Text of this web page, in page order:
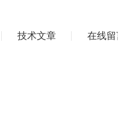
技术文章 在线留